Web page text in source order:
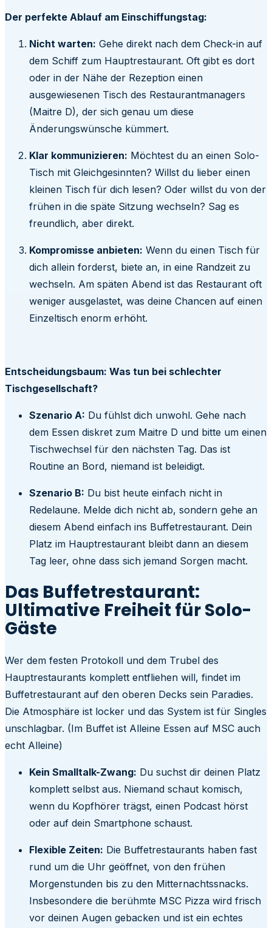
Der perfekte Ablauf am Einschiffungstag:
Nicht warten: Gehe direkt nach dem Check-in auf
dem Schiff zum Hauptrestaurant. Oft gibt es dort
oder in der Nähe der Rezeption einen
ausgewiesenen Tisch des Restaurantmanagers
(Maitre D), der sich genau um diese
Änderungswünsche kümmert.
Klar kommunizieren: Möchtest du an einen Solo-
Tisch mit Gleichgesinnten? Willst du lieber einen
kleinen Tisch für dich lesen? Oder willst du von der
frühen in die späte Sitzung wechseln? Sag es
freundlich, aber direkt.
Kompromisse anbieten: Wenn du einen Tisch für
dich allein forderst, biete an, in eine Randzeit zu
wechseln. Am späten Abend ist das Restaurant oft
weniger ausgelastet, was deine Chancen auf einen
Einzeltisch enorm erhöht.
Entscheidungsbaum: Was tun bei schlechter
Tischgesellschaft?
Szenario A: Du fühlst dich unwohl. Gehe nach
dem Essen diskret zum Maitre D und bitte um einen
Tischwechsel für den nächsten Tag. Das ist
Routine an Bord, niemand ist beleidigt.
Szenario B: Du bist heute einfach nicht in
Redelaune. Melde dich nicht ab, sondern gehe an
diesem Abend einfach ins Buffetrestaurant. Dein
Platz im Hauptrestaurant bleibt dann an diesem
Tag leer, ohne dass sich jemand Sorgen macht.
Das Buffetrestaurant:
Ultimative Freiheit für Solo-
Gäste
Wer dem festen Protokoll und dem Trubel des
Hauptrestaurants komplett entfliehen will, findet im
Buffetrestaurant auf den oberen Decks sein Paradies.
Die Atmosphäre ist locker und das System ist für Singles
unschlagbar. (Im Buffet ist Alleine Essen auf MSC auch
echt Alleine)
Kein Smalltalk-Zwang: Du suchst dir deinen Platz
komplett selbst aus. Niemand schaut komisch,
wenn du Kopfhörer trägst, einen Podcast hörst
oder auf dein Smartphone schaust.
Flexible Zeiten: Die Buffetrestaurants haben fast
rund um die Uhr geöffnet, von den frühen
Morgenstunden bis zu den Mitternachtssnacks.
Insbesondere die berühmte MSC Pizza wird frisch
vor deinen Augen gebacken und ist ein echtes